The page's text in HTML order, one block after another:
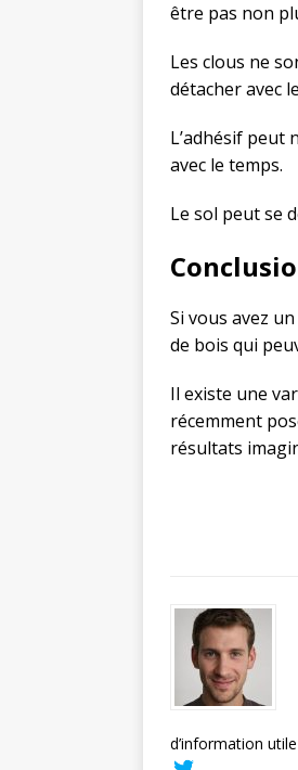
être pas non
Les clous ne
détacher avec
L’adhésif peut
avec le temps.
Le sol peut se
Si vous avez
de bois qui
Il existe une
récemment
résultats
d’information